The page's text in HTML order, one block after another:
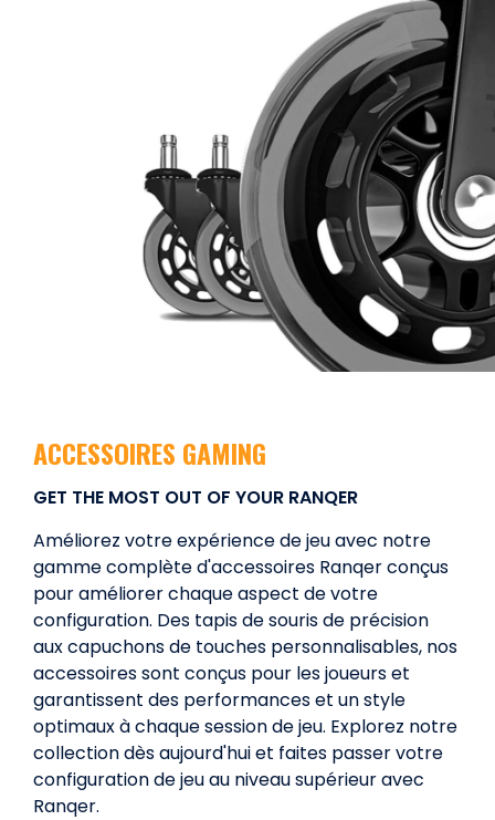
ACCESSOIRES GAMING
GET THE MOST OUT OF YOUR RANQER
Améliorez votre expérience de jeu avec notre
gamme complète d'accessoires Ranqer conçus
pour améliorer chaque aspect de votre
configuration. Des tapis de souris de précision
aux capuchons de touches personnalisables, nos
accessoires sont conçus pour les joueurs et
garantissent des performances et un style
optimaux à chaque session de jeu. Explorez notre
collection dès aujourd'hui et faites passer votre
configuration de jeu au niveau supérieur avec
Ranqer.